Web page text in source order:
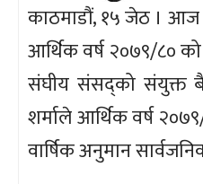
काठमाडौं, १५ जेठ ।
आर्थिक वर्ष २०७९/८०
संघीय संसद्‍को संयुक्त
शर्माले आर्थिक वर्ष
वार्षिक अनुमान